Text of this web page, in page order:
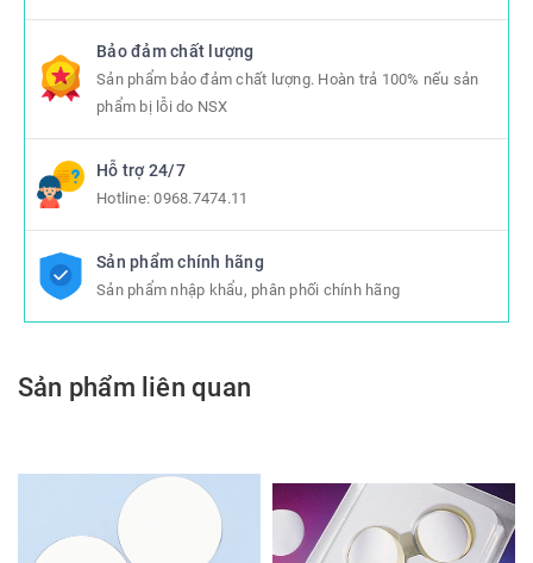
Bảo đảm chất lượng
Sản phẩm bảo đảm chất lượng. Hoàn trả 100% nếu sản
phẩm bị lỗi do NSX
Hỗ trợ 24/7
Hotline:0968.7474.11
Sản phẩm chính hãng
Sản phẩm nhập khẩu, phân phối chính hãng
Sản phẩm liên quan